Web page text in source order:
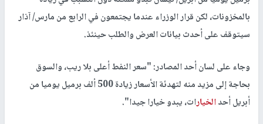
بالمخزونات، لكن قرار الوزراء عندما يجتمعون في الرابع من مارس/ آذار
سيتوقف على أحدث بيانات العرض والطلب حينئذ.
وجاء على لسان أحد المصادر: "سعر النفط أعلى بلا ريب، والسوق
بحاجة إلى مزيد منه لتهدئة الأسعار زيادة 500 ألف برميل يوميا من
أبريل أحدالخيارات، يبدو خيارا جيدا".